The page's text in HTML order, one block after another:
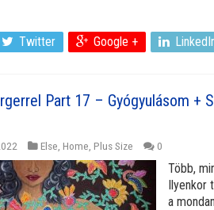
Twitter Google +
Part 17 – Gyógyulásom +
Else Home Plus Size 0
Több,
Ilyenkor
a